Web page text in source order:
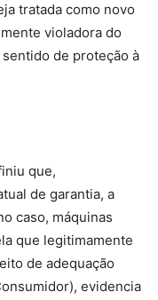
tratada como novo
violadora do
de proteção à
que,
de garantia, a
caso, máquinas
que legitimamente
de adequação
evidencia